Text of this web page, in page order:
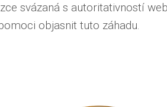
svázaná s autoritativností
objasnit tuto záhadu.